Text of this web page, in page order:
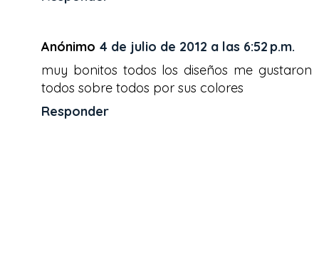
Anónimo 4 de julio de 2012 a las 6:52 p.m.
muy bonitos todos los diseños me gustaron
todos sobre todos por sus colores
Responder